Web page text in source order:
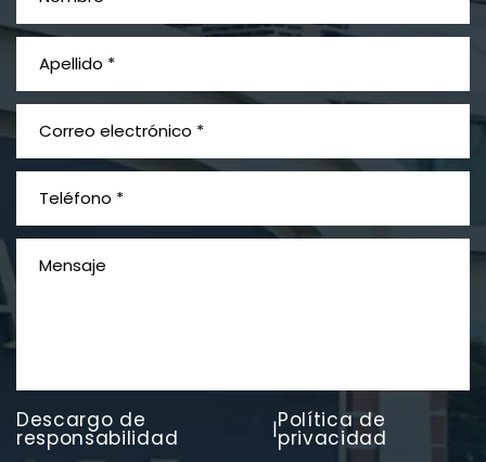
¿Qué es el mesotelioma?
PVC Cloruro de polivinilo
Exposición
Descargo de
responsabilidad |Política de
privacidad